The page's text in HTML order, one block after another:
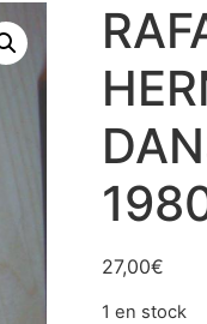
27,00€
1 en stock